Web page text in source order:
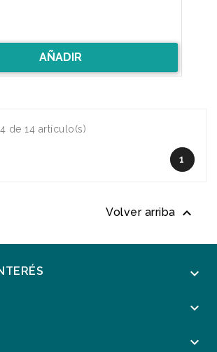
AÑADIR
de 14 artículo(s)
1
Volver arriba 


